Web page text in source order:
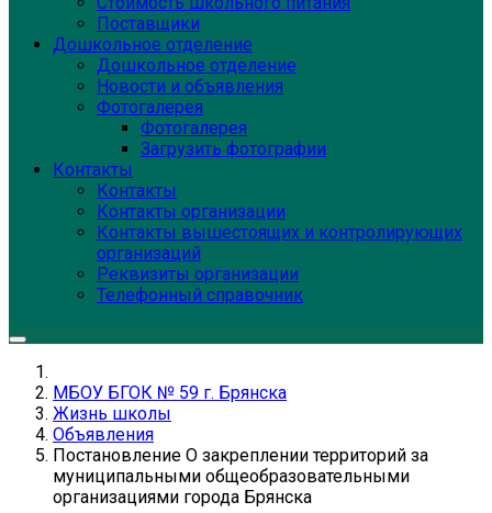
Поставщики
Дошкольное отделение
Дошкольное отделение
Новости и объявления
Фотогалерея
Фотогалерея
Загрузить фотографии
Контакты
Контакты
Контакты организации
Контакты вышестоящих и контролирующих
организаций
Реквизиты организации
Телефонный справочник
МБОУ БГОК № 59 г. Брянска
Жизнь школы
Объявления
Постановление О закреплении территорий за
муниципальными общеобразовательными
организациями города Брянска